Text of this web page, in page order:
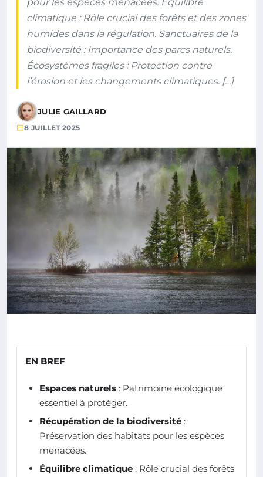
climatique : Rôle crucial des forêts et des zones
humides dans la régulation. Sanctuaires de la
biodiversité : Importance des parcs naturels.
Écosystèmes fragiles : Protection contre
l’érosion et les changements climatiques. […]
JULIE GAILLARD
8 JUILLET 2025
EN BREF
Espaces naturels : Patrimoine écologique
essentiel à protéger.
Récupération de la biodiversité :
Préservation des habitats pour les espèces
menacées.
Équilibre climatique : Rôle crucial des forêts